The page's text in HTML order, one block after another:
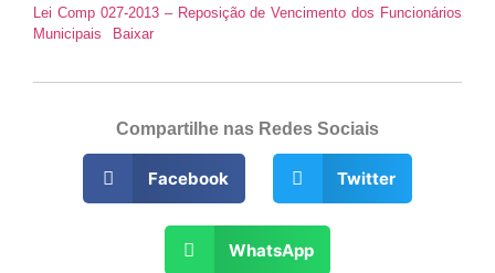
Lei Comp 027-2013 – Reposição de Vencimento dos Funcionários
Municipais
Baixar
Compartilhe nas Redes Sociais
Facebook Twitter
WhatsApp